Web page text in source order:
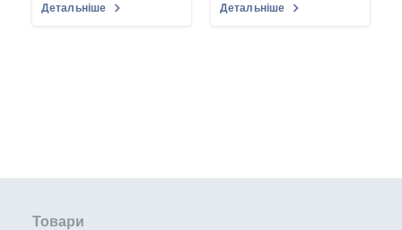
Детальніше Детальніше
Товари